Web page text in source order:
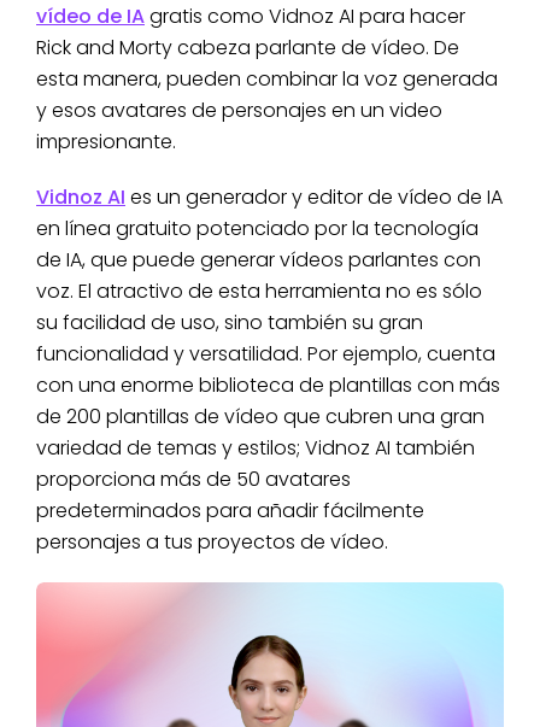
Rick.
Jerry
Jerry es el
yerno de Rick
y padre de
Morty. Con
muestra
estupidez y
baja
autoestima.
Rick and Morty
la voz de Jerry
es ordinaria,
frustración y
falta de
confianza.
Smith
Beth, hija de
Rick y madre
de Morty, es
una
veterinaria
que suele
estar
atormentada
por el
conflicto
y trabajo.
Chalke
La voz de Beth
es
estable, firme
Summer es la
hermana
La voz de
Summer es
vídeo de IAgratis como Vidnoz AI para hacer
Rick and Morty cabeza parlante de vídeo. De
esta manera, pueden combinar la voz generada
y esos avatares de personajes en un video
impresionante.
Vidnoz AI es un generador y editor de vídeo de IA
en línea gratuito potenciado por la tecnología
de IA, que puede generar vídeos parlantes con
voz. El atractivo de esta herramienta no es sólo
su facilidad de uso, sino también su gran
funcionalidad y versatilidad. Por ejemplo, cuenta
con una enorme biblioteca de plantillas con más
de 200 plantillas de vídeo que cubren una gran
variedad de temas y estilos; Vidnoz AI también
proporciona más de 50 avatares
predeterminados para añadir fácilmente
personajes a tus proyectos de vídeo.